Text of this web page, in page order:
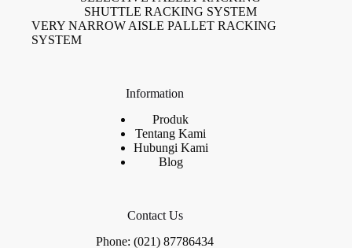
SHUTTLE RACKING SYSTEM
VERY NARROW AISLE PALLET RACKING
SYSTEM
Information
Produk
Tentang Kami
Hubungi Kami
Blog
Contact Us
Phone: (021) 87786434